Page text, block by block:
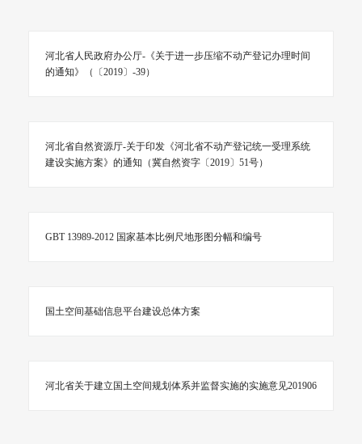
河北省人民政府办公厅-《关于进一步压缩不动产登记办理时间
的通知》（〔2019〕-39）
河北省自然资源厅-关于印发《河北省不动产登记统一受理系统
建设实施方案》的通知（冀自然资字〔2019〕51号）
GBT 13989-2012 国家基本比例尺地形图分幅和编号
国土空间基础信息平台建设总体方案
河北省关于建立国土空间规划体系并监督实施的实施意见201906